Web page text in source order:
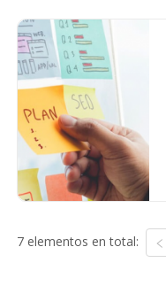
7 elementos en total: